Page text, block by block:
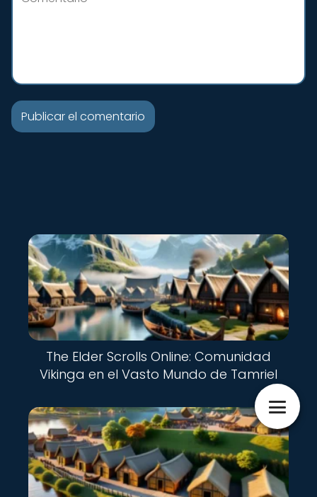
Nuevo
The Elder Scrolls Online: Comunidad
Vikinga en el Vasto Mundo de Tamriel